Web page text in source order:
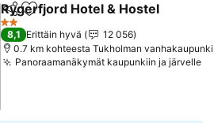
Jaa Lisää suosikkeihin
Rygerfjord Hotel & Hostel
2 Tähtiluokitus
8,1 Erittäin hyvä
12 056
0.7 km kohteesta Tukholman vanhakaupunki
Panoraamanäkymät kaupunkiin ja järvelle